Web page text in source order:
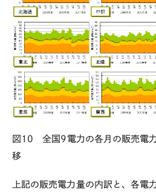
図10 全国9電力の各月の販売電
移
上記の販売電力量の内訳と、各電